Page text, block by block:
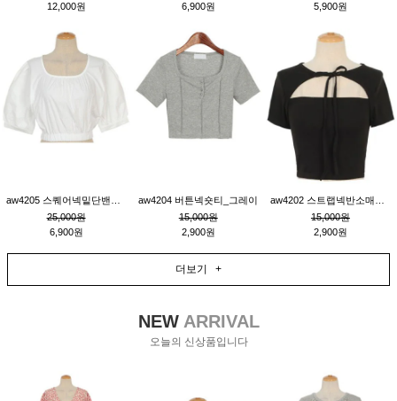
12,000원
6,900원
5,900원
25,000원
6,900원
aw4204 버튼넥숏티_그레이
15,000원
2,900원
15,000원
2,900원
더보기 +
NEWARRIVAL
오늘의 신상품입니다